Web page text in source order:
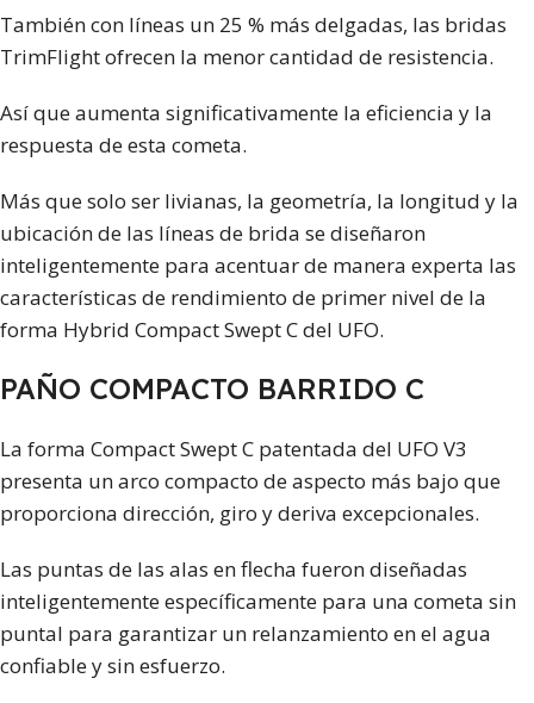
También con líneas un 25 % más delgadas, las bridas
TrimFlight ofrecen la menor cantidad de resistencia.
Así que aumenta significativamente la eficiencia y la
respuesta de esta cometa.
Más que solo ser livianas, la geometría, la longitud y la
ubicación de las líneas de brida se diseñaron
inteligentemente para acentuar de manera experta las
características de rendimiento de primer nivel de la
forma Hybrid Compact Swept C del UFO.
PAÑO COMPACTO BARRIDO C
La forma Compact Swept C patentada del UFO V3
presenta un arco compacto de aspecto más bajo que
proporciona dirección, giro y deriva excepcionales.
Las puntas de las alas en flecha fueron diseñadas
inteligentemente específicamente para una cometa sin
puntal para garantizar un relanzamiento en el agua
confiable y sin esfuerzo.